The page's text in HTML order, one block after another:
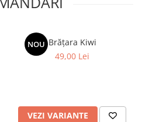
NOU Brățara Kiwi
49,00 Lei
VEZI VARIANTE